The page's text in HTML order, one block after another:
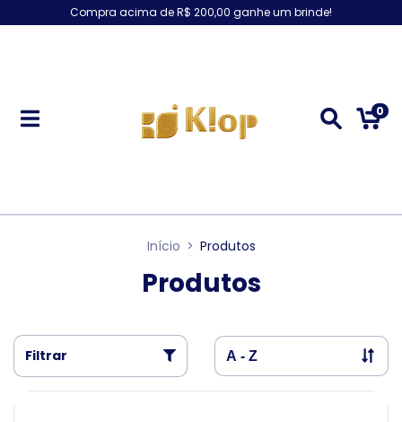
Compra acima de R$ 200,00 ganhe um brinde!
0
Início > Produtos
Produtos
Filtrar